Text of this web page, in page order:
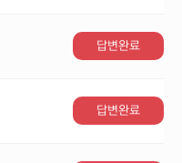
답변완료
답변완료